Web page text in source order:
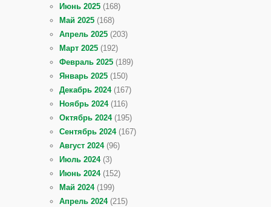
Июнь 2025 (168)
Май 2025 (168)
Апрель 2025 (203)
Март 2025 (192)
Февраль 2025 (189)
Январь 2025 (150)
Декабрь 2024(167)
Ноябрь 2024(116)
Октябрь 2024(195)
Сентябрь 2024(167)
Август 2024(96)
Июль 2024(3)
Июнь 2024(152)
Май 2024(199)
Апрель 2024(215)